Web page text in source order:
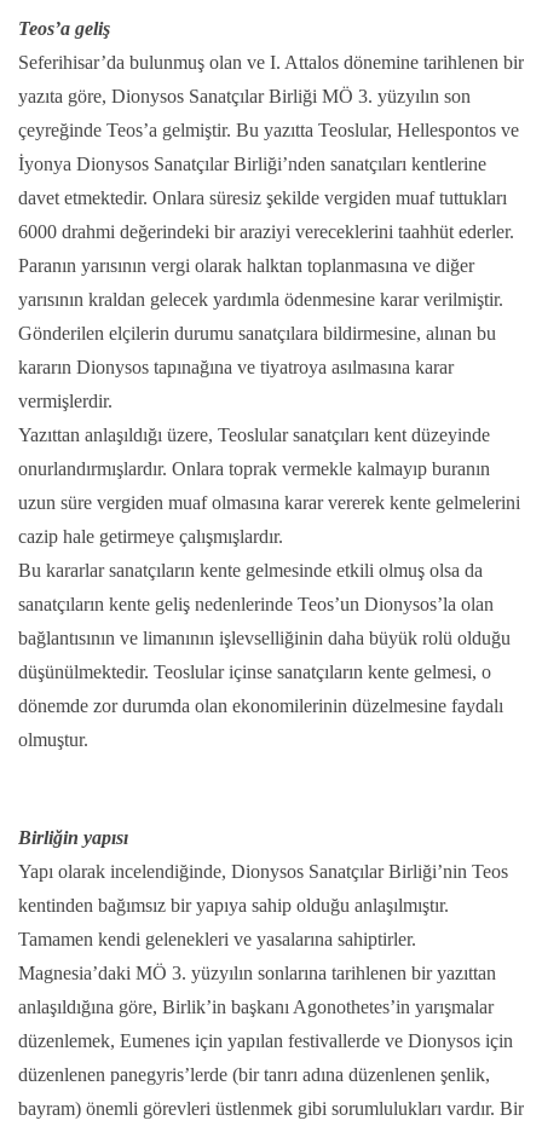
Teos’a geliş
Seferihisar’da bulunmuş olan ve I. Attalos dönemine tarihlenen bir
yazıta göre, Dionysos Sanatçılar Birliği MÖ 3. yüzyılın son
çeyreğinde Teos’a gelmiştir. Bu yazıtta Teoslular, Hellespontos ve
İyonya Dionysos Sanatçılar Birliği’nden sanatçıları kentlerine
davet etmektedir. Onlara süresiz şekilde vergiden muaf tuttukları
6000 drahmi değerindeki bir araziyi vereceklerini taahhüt ederler.
Paranın yarısının vergi olarak halktan toplanmasına ve diğer
yarısının kraldan gelecek yardımla ödenmesine karar verilmiştir.
Gönderilen elçilerin durumu sanatçılara bildirmesine, alınan bu
kararın Dionysos tapınağına ve tiyatroya asılmasına karar
vermişlerdir.
Yazıttan anlaşıldığı üzere, Teoslular sanatçıları kent düzeyinde
onurlandırmışlardır. Onlara toprak vermekle kalmayıp buranın
uzun süre vergiden muaf olmasına karar vererek kente gelmelerini
cazip hale getirmeye çalışmışlardır.
Bu kararlar sanatçıların kente gelmesinde etkili olmuş olsa da
sanatçıların kente geliş nedenlerinde Teos’un Dionysos’la olan
bağlantısının ve limanının işlevselliğinin daha büyük rolü olduğu
düşünülmektedir. Teoslular içinse sanatçıların kente gelmesi, o
dönemde zor durumda olan ekonomilerinin düzelmesine faydalı
olmuştur.
Birliğin yapısı
Yapı olarak incelendiğinde, Dionysos Sanatçılar Birliği’nin Teos
kentinden bağımsız bir yapıya sahip olduğu anlaşılmıştır.
Tamamen kendi gelenekleri ve yasalarına sahiptirler.
Magnesia’daki MÖ 3. yüzyılın sonlarına tarihlenen bir yazıttan
anlaşıldığına göre, Birlik’in başkanı Agonothetes’in yarışmalar
düzenlemek, Eumenes için yapılan festivallerde ve Dionysos için
düzenlenen panegyris’lerde (bir tanrı adına düzenlenen şenlik,
bayram) önemli görevleri üstlenmek gibi sorumlulukları vardır. Bir